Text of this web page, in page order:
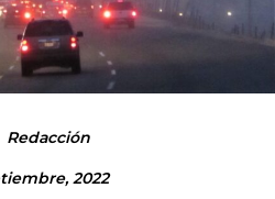
Redacción
2022